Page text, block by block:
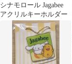
シナモロール Jagabee
アクリルキーホルダー